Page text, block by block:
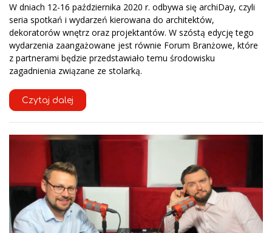
W dniach 12-16 października 2020 r. odbywa się archiDay, czyli
seria spotkań i wydarzeń kierowana do architektów,
dekoratorów wnętrz oraz projektantów. W szóstą edycję tego
wydarzenia zaangażowane jest równie Forum Branżowe, które
z partnerami będzie przedstawiało temu środowisku
zagadnienia związane ze stolarką.
Czytaj dalej